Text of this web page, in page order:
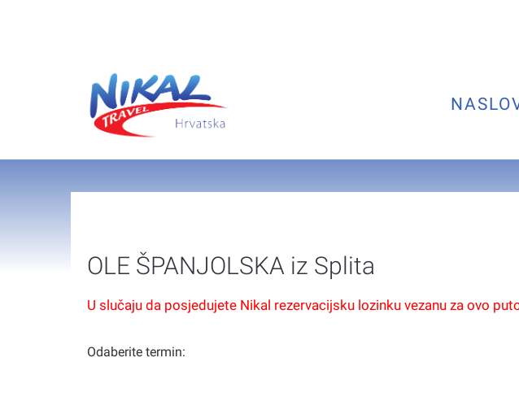
OLE ŠPANJOLSKA iz Splita
U slučaju da posjedujete Nikal rezervacijsku lozinku vezanu za ovo
Odaberite termin: